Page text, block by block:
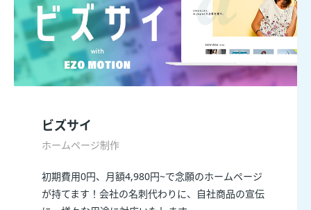
ビズサイ
ホームページ制作
初期費用0円、月額4,980円~で念願のホームページ
が持てます！会社の名刺代わりに、自社商品の宣伝